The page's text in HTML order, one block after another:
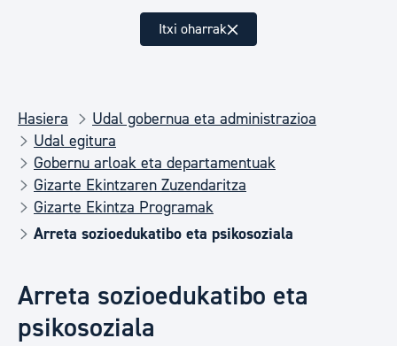
Itxi oharrak
Hasiera
Udal gobernua eta administrazioa
Udal egitura
Gobernu arloak eta departamentuak
Gizarte Ekintzaren Zuzendaritza
Gizarte Ekintza Programak
Arreta sozioedukatibo eta psikosoziala
Arreta sozioedukatibo eta
psikosoziala